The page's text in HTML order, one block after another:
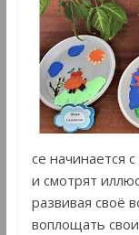
се начинается
и смотрят
развивая своё
воплощать